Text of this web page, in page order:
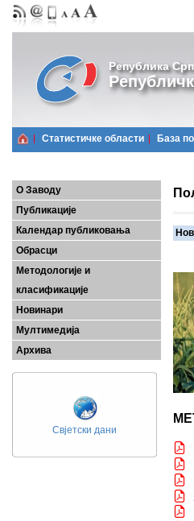
Република
Статистичке области Базa
О Заводу
Публикације
Календар публиковања
Обрасци
Методологије и
класификације
Новинари
Мултимедија
Архива
Свјетски дани